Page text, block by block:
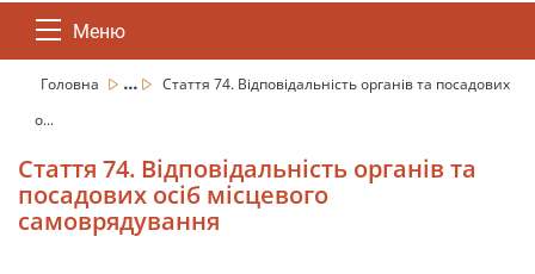
Меню
Головна ...
Стаття 74. Відповідальність органів та посадових
о...
Стаття 74. Відповідальність органів та
посадових осіб місцевого
самоврядування